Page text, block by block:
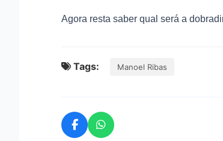
Agora resta saber qual será a
Tags: Manoel Ribas